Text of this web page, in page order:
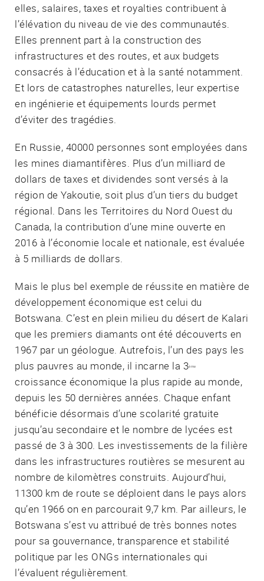
elles, salaires, taxes et royalties contribuent à
l’élévation du niveau de vie des communautés.
Elles prennent part à la construction des
infrastructures et des routes, et aux budgets
consacrés à l’éducation et à la santé notamment.
Et lors de catastrophes naturelles, leur expertise
en ingénierie et équipements lourds permet
d’éviter des tragédies.
En Russie, 40000 personnes sont employées dans
les mines diamantifères. Plus d’un milliard de
dollars de taxes et dividendes sont versés à la
région de Yakoutie, soit plus d’un tiers du budget
régional. Dans les Territoires du Nord Ouest du
Canada, la contribution d’une mine ouverte en
2016 à l’économie locale et nationale, est évaluée
à 5 milliards de dollars.
Mais le plus bel exemple de réussite en matière de
développement économique est celui du
Botswana. C’est en plein milieu du désert de Kalari
que les premiers diamants ont été découverts en
1967 par un géologue. Autrefois, l’un des pays les
plus pauvres au monde, il incarne la 3ème
croissance économique la plus rapide au monde,
depuis les 50 dernières années. Chaque enfant
bénéficie désormais d’une scolarité gratuite
jusqu’au secondaire et le nombre de lycées est
passé de 3 à 300. Les investissements de la filière
dans les infrastructures routières se mesurent au
nombre de kilomètres construits. Aujourd’hui,
11300 km de route se déploient dans le pays alors
qu’en 1966 on en parcourait 9,7 km. Par ailleurs, le
Botswana s’est vu attribué de très bonnes notes
pour sa gouvernance, transparence et stabilité
politique par les ONGs internationales qui
l’évaluent régulièrement.